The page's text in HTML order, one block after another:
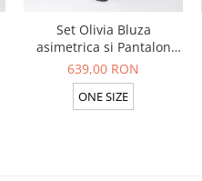
Set Olivia Bluza
asimetrica si Pantalon
lung din 100% in Light
Olive
639,00 RON
ONE SIZE